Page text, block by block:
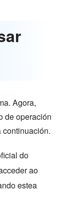
Agora,
de operación
continuación.
do
ao
estea